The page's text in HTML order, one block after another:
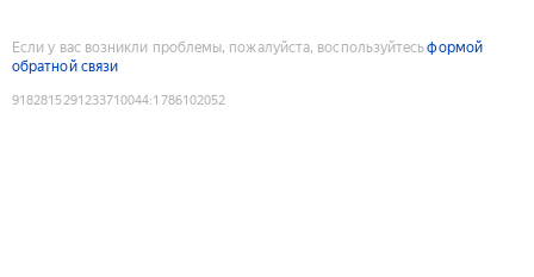
Если у вас возникли проблемы, пожалуйста, воспользуйтесьформой
обратной связи
9182815291233710044:1786102052